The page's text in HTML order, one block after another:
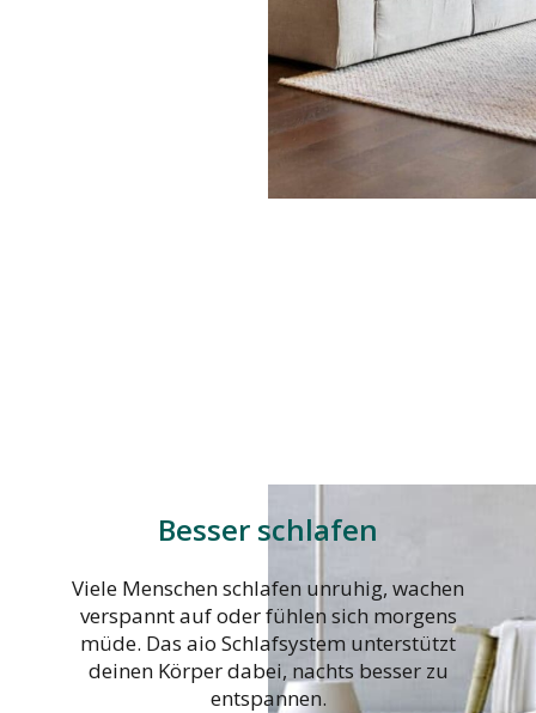
Besser schlafen
Viele Menschen schlafen unruhig, wachen
verspannt auf oder fühlen sich morgens
müde. Das aio Schlafsystem unterstützt
deinen Körper dabei, nachts besser zu
entspannen.